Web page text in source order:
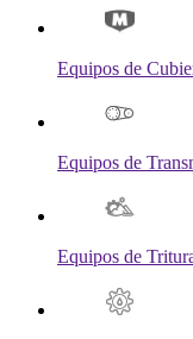
Equipos de
Equipos de
Equipos de